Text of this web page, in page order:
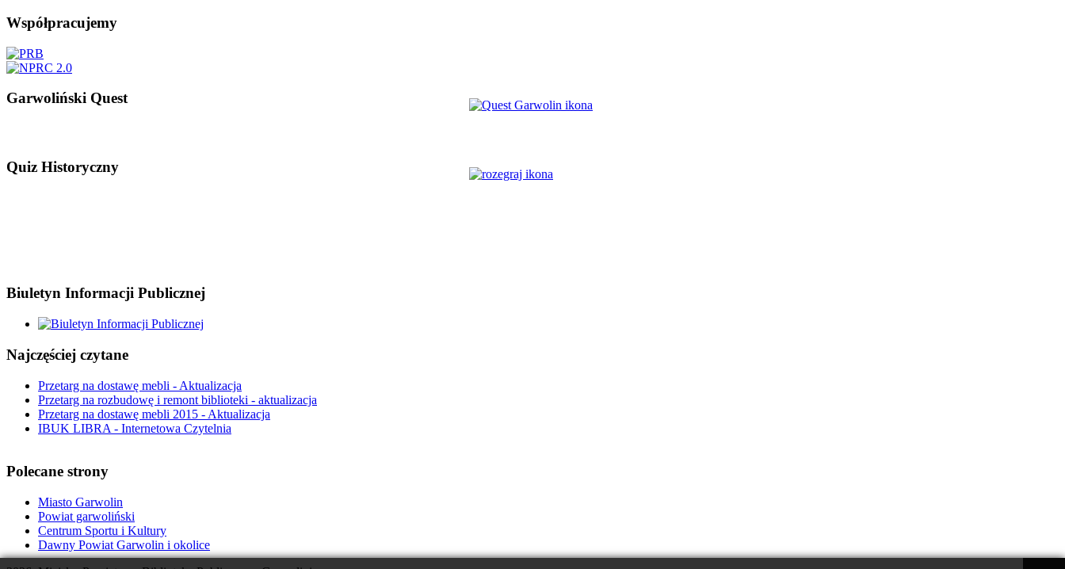
Współpracujemy
Garwoliński Quest
Quiz Historyczny
Biuletyn Informacji Publicznej
Najczęściej czytane
Przetarg na dostawę mebli - Aktualizacja
Przetarg na rozbudowę i remont biblioteki - aktualizacja
Przetarg na dostawę mebli 2015 - Aktualizacja
IBUK LIBRA - Internetowa Czytelnia
Polecane strony
Miasto Garwolin
Powiat garwoliński
Centrum Sportu i Kultury
Dawny Powiat Garwolin i okolice